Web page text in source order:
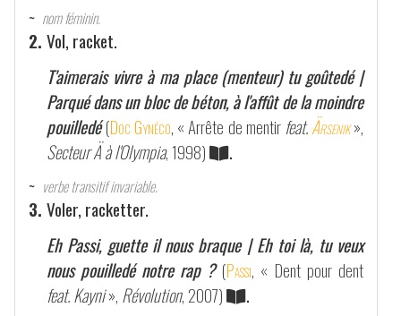
~ nom féminin.
2. Vol, racket.
T'aimerais vivre à ma place (menteur) tu goûtedé |
Parqué dans un bloc de béton, à l'affût de la moindre
pouilledé (Doc Gynéco, « Arrête de mentir feat.Ärsenik»,
Secteur Ä à l'Olympia, 1998) .
~ verbe transitif invariable.
3. Voler, racketter.
Eh Passi, guette il nous braque | Eh toi là, tu veux
nous pouilledé notre rap ? (Passi, « Dent pour dent
feat. Kayni», Révolution, 2007)
.